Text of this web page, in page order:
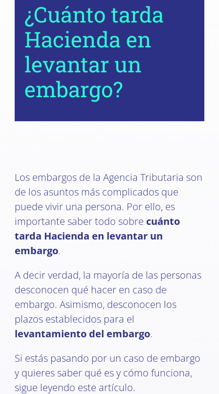
¿Cuánto tarda
Hacienda en
levantar un
embargo?
Los embargos de la Agencia Tributaria son
de los asuntos más complicados que
puede vivir una persona. Por ello, es
importante saber todo sobre cuánto
tarda Hacienda en levantar un
embargo.
A decir verdad, la mayoría de las personas
desconocen qué hacer en caso de
embargo. Asimismo, desconocen los
plazos establecidos para el
levantamiento del embargo.
Si estás pasando por un caso de embargo
y quieres saber qué es y cómo funciona,
sigue leyendo este artículo.